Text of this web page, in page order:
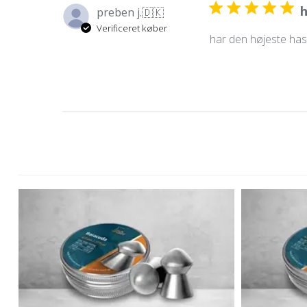
preben j.🇩🇰
Verificeret køber
har den højeste